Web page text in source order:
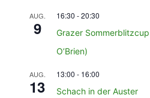
AUG.
9
16:30 -20:30
Grazer
O’Brien)
AUG.
13
13:00 - 16:00
Schach in der Auster